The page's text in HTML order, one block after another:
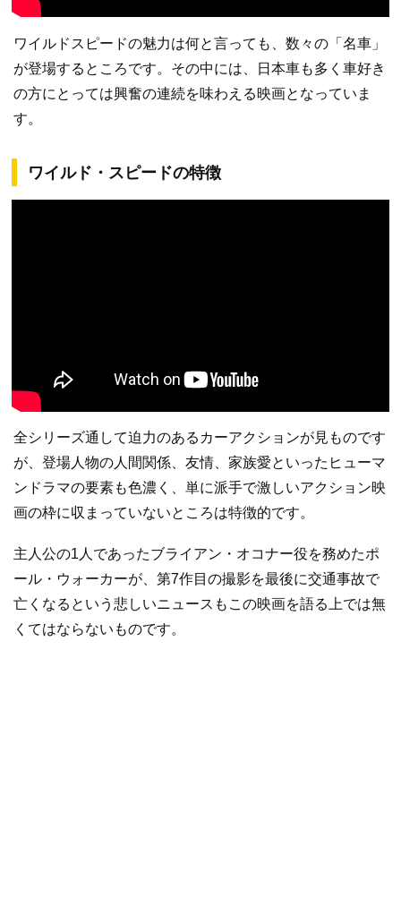
ワイルドスピードの魅力は何と言っても、数々の「名車」
が登場するところです。その中には、日本車も多く車好き
の方にとっては興奮の連続を味わえる映画となっていま
す。
ワイルド・スピードの特徴
全シリーズ通して迫力のあるカーアクションが見ものです
が、登場人物の人間関係、友情、家族愛といったヒューマ
ンドラマの要素も色濃く、単に派手で激しいアクション映
画の枠に収まっていないところは特徴的です。
主人公の1人であったブライアン・オコナー役を務めたポ
ール・ウォーカーが、第7作目の撮影を最後に交通事故で
亡くなるという悲しいニュースもこの映画を語る上では無
くてはならないものです。